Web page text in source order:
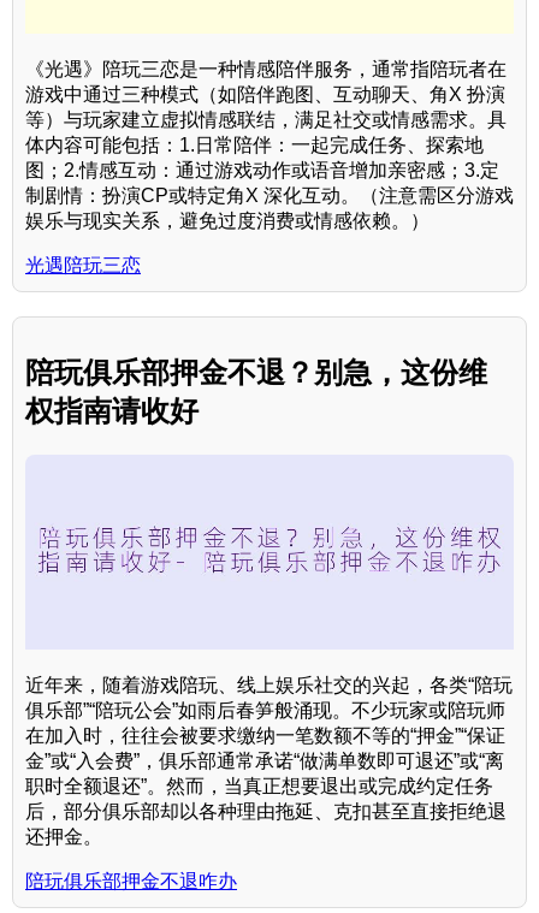
《光遇》陪玩三恋是一种情感陪伴服务，通常指陪玩者在
游戏中通过三种模式（如陪伴跑图、互动聊天、角X 扮演
等）与玩家建立虚拟情感联结，满足社交或情感需求。具
体内容可能包括：1.日常陪伴：一起完成任务、探索地
图；2.情感互动：通过游戏动作或语音增加亲密感；3.定
制剧情：扮演CP或特定角X 深化互动。（注意需区分游戏
娱乐与现实关系，避免过度消费或情感依赖。）
光遇陪玩三恋
陪玩俱乐部押金不退？别急，这份维
权指南请收好
近年来，随着游戏陪玩、线上娱乐社交的兴起，各类“陪玩
俱乐部”“陪玩公会”如雨后春笋般涌现。不少玩家或陪玩师
在加入时，往往会被要求缴纳一笔数额不等的“押金”“保证
金”或“入会费”，俱乐部通常承诺“做满单数即可退还”或“离
职时全额退还”。然而，当真正想要退出或完成约定任务
后，部分俱乐部却以各种理由拖延、克扣甚至直接拒绝退
还押金。
陪玩俱乐部押金不退咋办